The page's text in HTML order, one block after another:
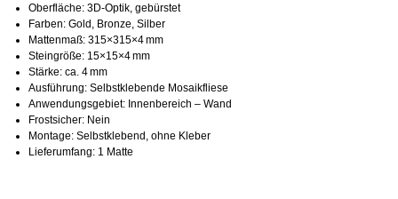
Oberfläche: 3D‑Optik, gebürstet
Farben: Gold, Bronze, Silber
Mattenmaß: 315×315×4 mm
Steingröße: 15×15×4 mm
Stärke: ca. 4 mm
Ausführung: Selbstklebende Mosaikfliese
Anwendungsgebiet: Innenbereich – Wand
Frostsicher: Nein
Montage: Selbstklebend, ohne Kleber
Lieferumfang: 1 Matte